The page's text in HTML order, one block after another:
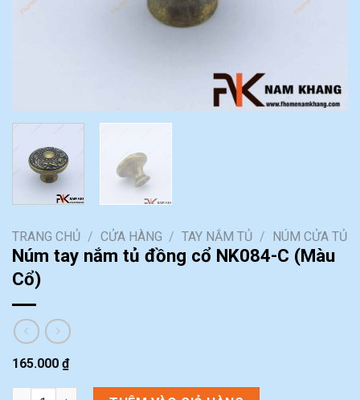
TRANG CHỦ / CỬA HÀNG / TAY NẮM TỦ / NÚM CỬA TỦ
Núm tay nắm tủ đồng cổ NK084-C (Màu
Cổ)
165.000 ₫
Núm tay nắm tủ đồng cổ NK084-C (Màu Cổ) số lượng